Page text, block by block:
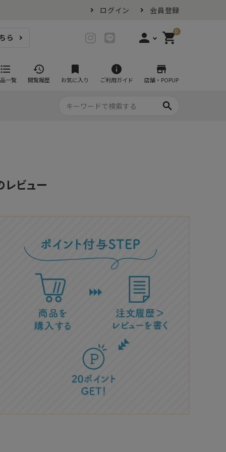
ログイン 会員登録
ら person
ログイン
0
shopping_cart
み
・ポット
耐熱皿・その他食器
す
り
ブランドで探す
- 人気シリーズ
- オリジナル食器
format_list_bulleted
一覧
history
閲覧履歴
bookmark
お気に入り
info
ご利用ガイド
store
店舗・POPUP
search
レビュー